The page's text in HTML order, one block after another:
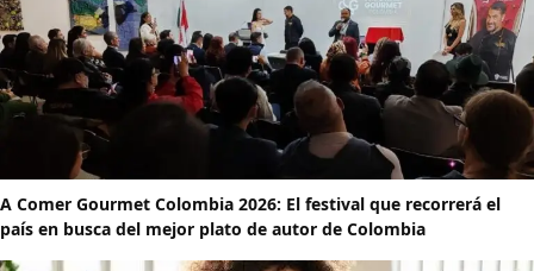
A Comer Gourmet Colombia 2026: El festival que recorrerá el
país en busca del mejor plato de autor de Colombia